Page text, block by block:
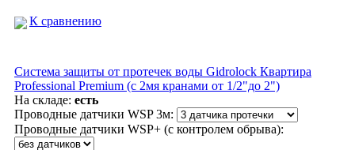
К сравнению
Система защиты от протечек воды Gidrolock Квартира
Professional Premium (c 2мя кранами от 1/2"до 2")
На складе: есть
Проводные датчики WSP 3м:
Проводные датчики WSP+ (с контролем обрыва):